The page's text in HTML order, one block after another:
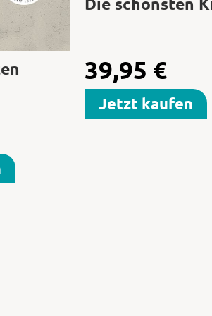
39,95 €
Jetzt kaufen